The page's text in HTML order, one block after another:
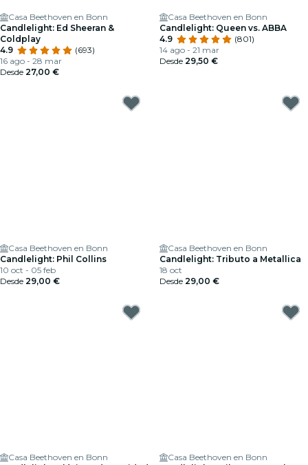
Casa Beethoven en Bonn
Candlelight: Ed Sheeran &
Coldplay
4.9
(693)
16 ago - 28 mar
Desde 27,00 €
Casa Beethoven en Bonn
Candlelight: Queen vs. ABBA
4.9
(801)
14 ago - 21 mar
Desde 29,50 €
Casa Beethoven en Bonn
Candlelight: Phil Collins
10 oct - 05 feb
Desde 29,00 €
Casa Beethoven en Bonn
Candlelight: Tributo a Metallica
18 oct
Desde 29,00 €
Casa Beethoven en Bonn
Casa Beethoven en Bonn